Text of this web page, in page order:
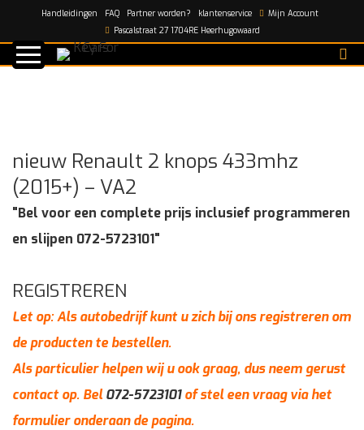
Handleidingen FAQ Partner worden? klantenservice
Mijn Account
Pascalstraat 27 1704RE Heerhugowaard
Home/shop/ nieuw Renault 2 knops 433mhz (2015+) –
VA2
nieuw Renault 2 knops 433mhz
(2015+) – VA2
"Bel voor een complete prijs inclusief programmeren
en slijpen 072-5723101"
REGISTREREN
Let op: Als autobedrijf kunt u zich bij ons registreren om
de producten te bestellen.
Als particulier helpen wij u ook graag, dus neem gerust
contact op. Bel072-5723101of stel een vraag via het
formulier onderaan de pagina.